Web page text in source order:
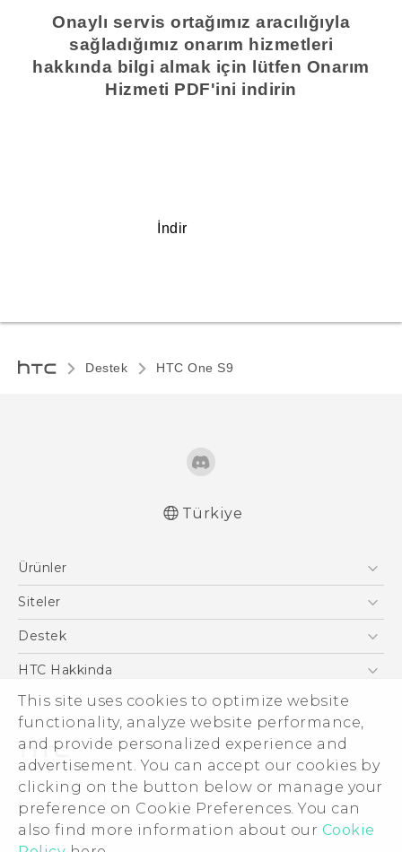
This site uses cookies to optimize website
functionality, analyze website performance,
and provide personalized experience and
advertisement. You can accept our cookies by
clicking on the button below or manage your
preference on Cookie Preferences. You can
also find more information about our Cookie
Onaylı servis ortağımız aracılığıyla
sağladığımız onarım hizmetleri
hakkında bilgi almak için lütfen Onarım
Hizmeti PDF'ini indirin
İndir
Destek HTC One S9‎
English - User manual
Türkiye
Ürünler
Akıllı Telefonlar
VIVE
Siteler
HTC Dev
Destek
Destek Merkezi
HTC Hakkinda
ESG
Yatırımcı (İNGİLİZCE)
Gizlilik Politikası
Ürün Güvenliği
Cookie Preferences
İnsan kaynakları
© 2011-2026 HTC Corporation
Hukuk Terimleri